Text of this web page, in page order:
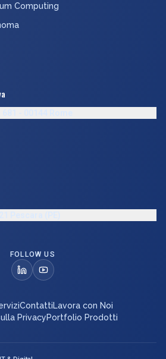
Computing
FOLLOW US
ContattiLavora con Noi
PrivacyPortfolio Prodotti